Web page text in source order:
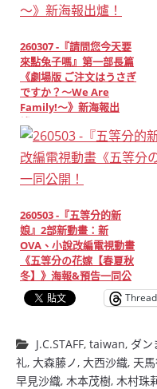
260307 -『請問您今天要
來點兔子嗎』第一部長篇
《劇場版 ご注文はうさぎ
ですか？～We Are
Family!～》新海報出
爐！
260503 -『五等分的新
娘』2部新動畫：新
OVA、小說改編電視動畫
《五等分の花嫁【春夏秋
冬】》海報&預告一同公
開！
J.C.STAFF, taiwan, ダン
礼, 大森藤ノ, 大西沙織, 天
早見沙織, 木本茂樹, 木村珠